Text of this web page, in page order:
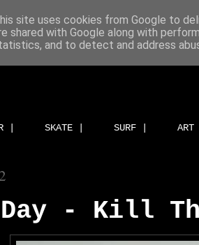
| SKATE | SURF |
Day - Kill
site uses cookies from Google to
shared with Google along with
and to detect and address